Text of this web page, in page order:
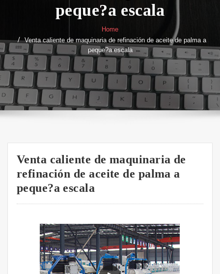
peque?a escala
Home
Venta caliente de maquinaria de refinación de aceite de palma a
peque?a escala
Venta caliente de maquinaria de
refinación de aceite de palma a
peque?a escala